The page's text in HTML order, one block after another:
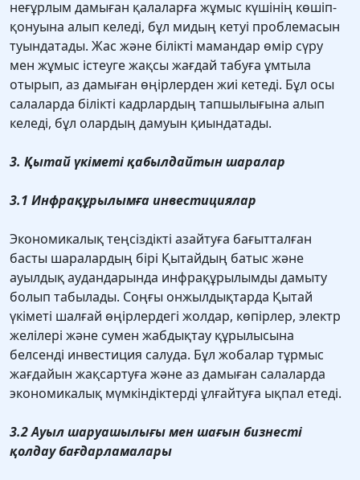
неғұрлым дамыған қалаларға жұмыс күшiнiң көшiп-
қонуына алып келедi, бұл мидың кетуi проблемасын
туындатады. Жас және білікті мамандар өмір сүру
мен жұмыс істеуге жақсы жағдай табуға ұмтыла
отырып, аз дамыған өңірлерден жиі кетеді. Бұл осы
салаларда білікті кадрлардың тапшылығына алып
келеді, бұл олардың дамуын қиындатады.
3. Қытай үкіметі қабылдайтын шаралар
3.1 Инфрақұрылымға инвестициялар
Экономикалық теңсіздікті азайтуға бағытталған
басты шаралардың бірі Қытайдың батыс және
ауылдық аудандарында инфрақұрылымды дамыту
болып табылады. Соңғы онжылдықтарда Қытай
үкіметі шалғай өңірлердегі жолдар, көпірлер, электр
желілері және сумен жабдықтау құрылысына
белсенді инвестиция салуда. Бұл жобалар тұрмыс
жағдайын жақсартуға және аз дамыған салаларда
экономикалық мүмкіндіктерді ұлғайтуға ықпал етеді.
3.2 Ауыл шаруашылығы мен шағын бизнесті
қолдау бағдарламалары